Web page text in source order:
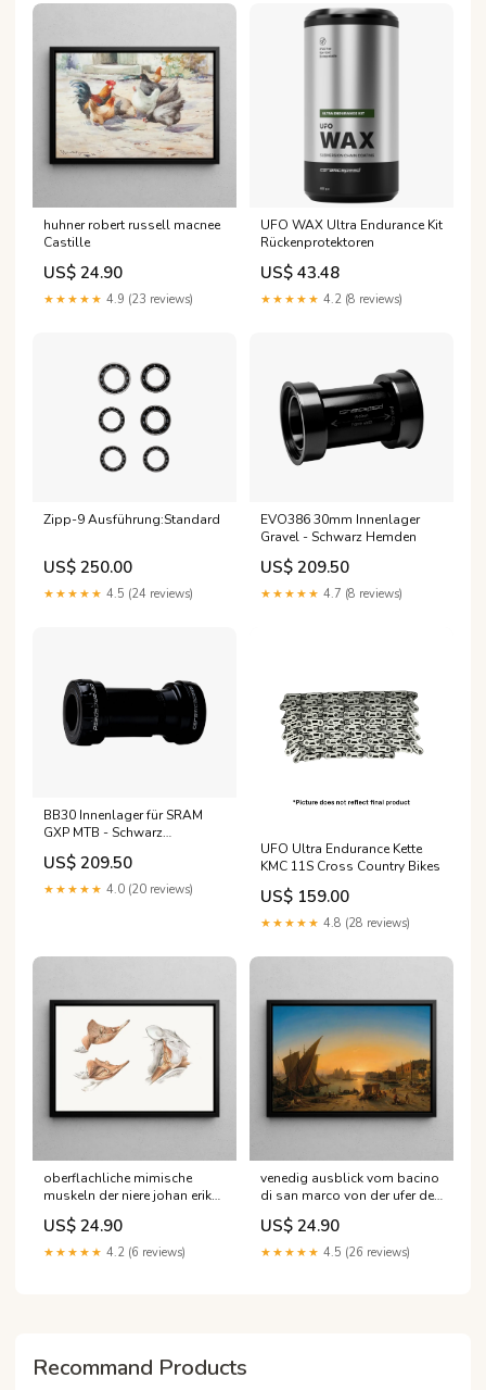
huhner robert russell macnee
Castille
US$ 24.90
★★★★★ 4.9 (23 reviews)
UFO WAX Ultra Endurance Kit
Rückenprotektoren
US$ 43.48
★★★★★ 4.2 (8 reviews)
Zipp-9 Ausführung:Standard
US$ 250.00
★★★★★ 4.5 (24 reviews)
EVO386 30mm Innenlager
Gravel - Schwarz Hemden
US$ 209.50
★★★★★ 4.7 (8 reviews)
BB30 Innenlager für SRAM
GXP MTB - Schwarz
Ausführung:Coated
US$ 209.50
★★★★★ 4.0 (20 reviews)
UFO Ultra Endurance Kette
KMC 11S Cross Country Bikes
US$ 159.00
★★★★★ 4.8 (28 reviews)
oberflachliche mimische
muskeln der niere johan erik
vesti boas Ostende
US$ 24.90
★★★★★ 4.2 (6 reviews)
venedig ausblick vom bacino
di san marco von der ufer der
schiavoni mit dem palaist
des dogen rechts santa maria
della salute hintergrund
US$ 24.90
★★★★★ 4.5 (26 reviews)
Recommand Products